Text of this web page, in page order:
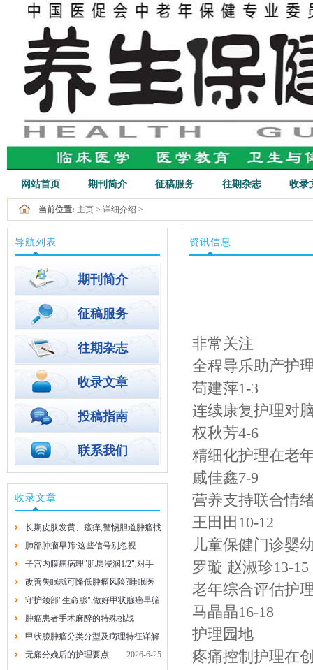
网站首页 期刊简介
行业新闻
征稿服务 往期杂志 收录
当前位置: 主页 > 详细介绍 >
导航列表
期刊简介
征稿服务
往期杂志
收录文章
投稿指南
联系我们
收录文章
长期皮肤发黄、瘙痒,警惕胆道肿瘤找
上门
2026-8-4
肺部肿瘤早筛:这些信号别忽视
2026-8-4
子宫内膜癌病理"肌层浸润1/2",对手
术方案有啥影响?
2026-7-29
改善失眠就可降低肿瘤风险?睡眠医
学专家的实用建议
2026-7-29
守护颈部"生命腺",做好甲状腺癌早筛
早防
2026-7-29
肿瘤患者手术麻醉的特殊挑战
2026-7-29
甲状腺肿瘤分类分型及病理特征详解
2026-6-25
无痛分娩后的护理要点 2026-6-25
资讯信息
非常关注
全程导乐助产护
苟建萍1-3
连续康复护理对
权秋芳4-6
精细化护理在老
戚佳鑫7-9
营养支持联合情
王田田10-12
儿童保健门诊婴
罗璇 赵淑珍13-15
老年综合评估护
马晶晶16-18
护理园地
疼痛控制护理在